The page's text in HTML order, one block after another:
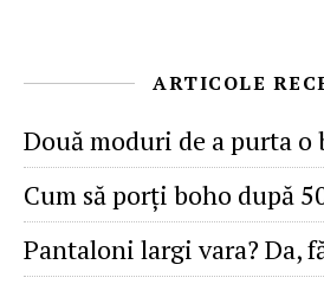
ARTICOLE
Două moduri de a purta o
Cum să porţi boho după
Pantaloni largi vara? Da,